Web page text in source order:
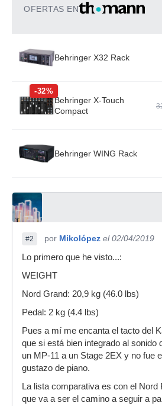
OFERTAS EN
Behringer X32 Rack
-32%
Behringer X-Touch
Compact
Behringer WING Rack
#2 por Mikolópez el 02/04/2019
Lo primero que he visto...:
WEIGHT
Nord Grand: 20,9 kg (46.0 lbs)
Pedal: 2 kg (4.4 lbs)
Pues a mí me encanta el tacto del
que si está bien integrado al sonido
un MP-11 a un Stage 2EX y no fue
gustazo de piano.
La lista comparativa es con el Nord
que va a ser el camino a seguir a